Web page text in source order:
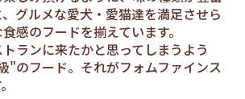
グルメな愛犬・愛猫達を満足させら
感のフードを揃えています。
ランに来たかと思ってしまうよう
"のフード。それがフォムファインス